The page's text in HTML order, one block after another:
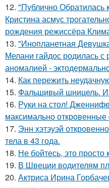
12. "Публично Обратилась
Кристина асмус
рождения режиссёра
13. "Инопланетная
Мелани гайдос родилась с
аномалией -
14. Как пережить
15. Фальшивый шницель.
16. Руки на стол!
максимально
17. Энн хэтэуэй
тела в 43 года.
18. Не бойтесь, это просто
19. В Швеции водителям
20. Актриса Ирина